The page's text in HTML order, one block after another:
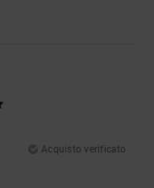
Acquisto verificato